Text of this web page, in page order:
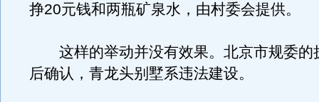
挣20元钱和两瓶矿泉水，由村委会提供。
这样的举动并没有效果。北京市规委的
后确认，青龙头别墅系违法建设。